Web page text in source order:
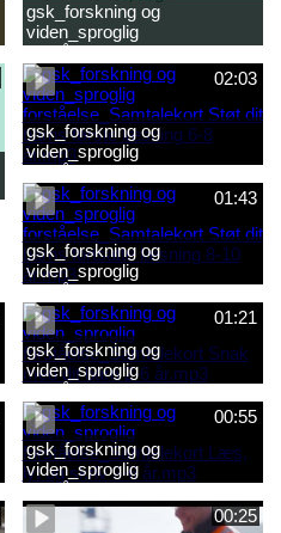
gsk_forskning og
viden_sproglig
forståelse_Snak med din
baby 0-6 mdr.mp4
02:03
gsk_forskning og
viden_sproglig
forståelse_Samtalekort Støt
dit barns første læsning 6-8
år.mp3
01:43
gsk_forskning og
viden_sproglig
forståelse_Samtalekort Støt
dit barns fortsatte læsning 8-
10 år.mp3
01:21
gsk_forskning og
viden_sproglig
forståelse_Samtalekort Snak
med dit barn 2-6 år.mp3
00:55
gsk_forskning og
viden_sproglig
forståelse_Samtalekort Læs,
lyt og skriv 3-6 år.mp3
00:25